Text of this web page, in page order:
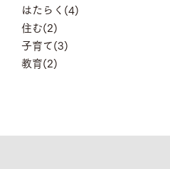
はたらく(4)
住む(2)
子育て(3)
教育(2)